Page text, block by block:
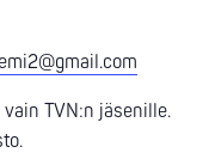
TVN:n jäsenille.